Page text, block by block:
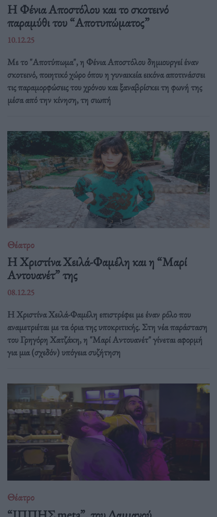
Η Φένια Αποστόλου και το σκοτεινό
παραμύθι του “Αποτυπώματος”
10.12.25
Με το "Αποτύπωμα", η Φένια Αποστόλου δημιουργεί έναν
σκοτεινό, ποιητικό χώρο όπου η γυναικεία εικόνα αποτινάσσει
τις παραμορφώσεις του χρόνου και ξαναβρίσκει τη φωνή της
μέσα από την κίνηση, τη σιωπή
Θέατρο
Η Χριστίνα Χειλά-Φαμέλη και η “Μαρί
Αντουανέτ” της
08.12.25
Η Χριστίνα Χειλά-Φαμέλη επιστρέφει με έναν ρόλο που
αναμετριέται με τα όρια της υποκριτικής. Στη νέα παράσταση
του Γρηγόρη Χατζάκη, η "Μαρί Αντουανέτ" γίνεται αφορμή
για μια (σχεδόν) υπόγεια συζήτηση
Θέατρο